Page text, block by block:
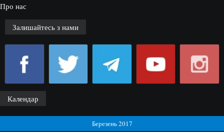
Про нас
Залишайтесь з нами
Календар
Березень 2017